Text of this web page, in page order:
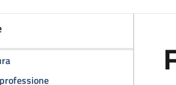
della pagina Francesco Barberini
della pagina Francesco